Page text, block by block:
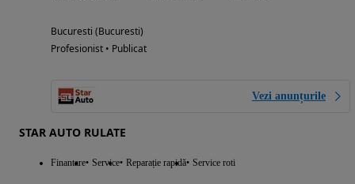
Bucuresti (Bucuresti)
Profesionist • Publicat
Vezi anunțurile
STAR AUTO RULATE
Finantare Service Reparație rapidă Service roti